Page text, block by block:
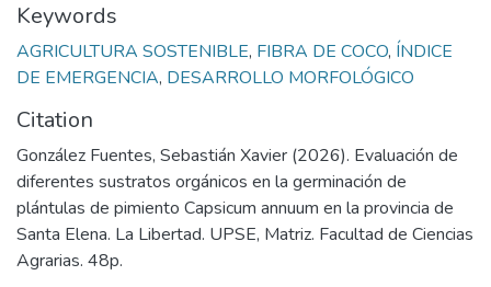
Keywords
AGRICULTURA SOSTENIBLE, FIBRA DE COCO, ÍNDICE
DE EMERGENCIA, DESARROLLO MORFOLÓGICO
Citation
González Fuentes, Sebastián Xavier (2026). Evaluación de
diferentes sustratos orgánicos en la germinación de
plántulas de pimiento Capsicum annuum en la provincia de
Santa Elena. La Libertad. UPSE, Matriz. Facultad de Ciencias
Agrarias. 48p.